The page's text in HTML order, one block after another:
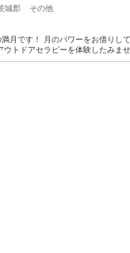
城郡
その他
月です！ 月のパワーをお借りし
トドアセラピーを体験したみま